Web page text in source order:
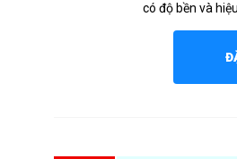
có độ bền và